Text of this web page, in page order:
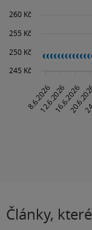
Články,